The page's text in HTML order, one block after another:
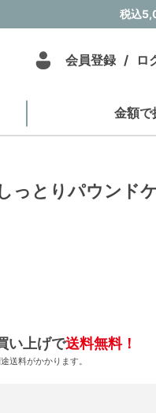
税込
会員登録 / ロ
金額で
っとりパウンド
い上げで送料無料！
送料がかかります。